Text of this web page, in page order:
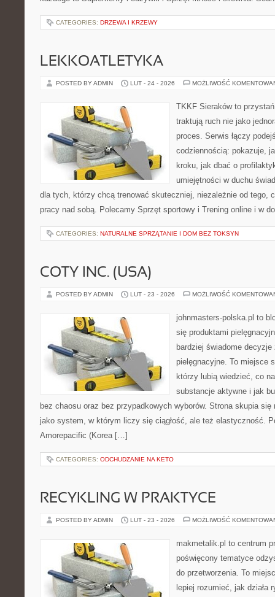
CATEGORIES: DRZEWA I KRZEWY
LEKKOATLETYKA
POSTED BY ADMIN LUT - 24 - 2026 MOŻLIWOŚĆ
TKKF Sieraków to
traktują ruch nie jako
proces. Serwis łączy
codziennością: pokazuje,
kroku, jak dbać o
umiejętności w duchu
dla tych, którzy chcą trenować skuteczniej, niezależnie od tego,
pracy nad sobą. Polecamy Sprzęt sportowy i Trening online i w
CATEGORIES: NATURALNE SPRZĄTANIE I DOM BEZ TOKSYN
COTY INC. (USA)
POSTED BY ADMIN LUT - 23 - 2026 MOŻLIWOŚĆ
johnmasters-polska.pl to
się produktami
bardziej świadome decyzje
pielęgnacyjne. To miejsce
którzy lubią wiedzieć, co
substancje aktywne i jak
bez chaosu oraz bez przypadkowych wyborów. Strona skupia się
jako system, w którym liczy się ciągłość, ale też elastyczność.
Amorepacific (Korea […]
CATEGORIES: ODCHUDZANIE NA KETO
RECYKLING W PRAKTYCE
POSTED BY ADMIN LUT - 23 - 2026 MOŻLIWOŚĆ
makmetalik.pl to centrum
poświęcony tematyce
do przetworzenia. To
lepiej rozumieć, jak działa